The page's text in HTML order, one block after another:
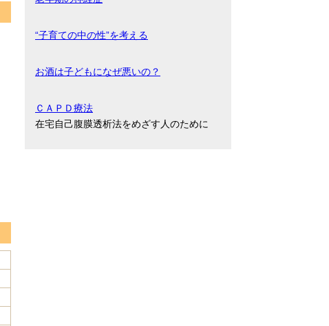
“子育ての中の性”を考える
お酒は子どもになぜ悪いの？
ＣＡＰＤ療法
在宅自己腹膜透析法をめざす人のために